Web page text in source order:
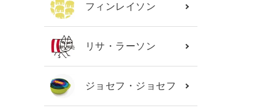
フィンレイソン
リサ・ラーソン
ジョセフ・ジョセフ